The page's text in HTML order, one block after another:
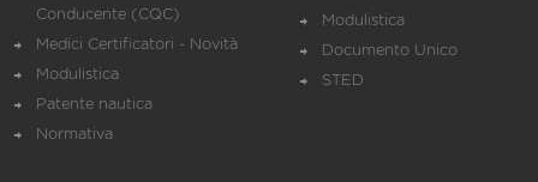
Conducente (CQC)
Medici Certificatori - Novità
Modulistica
Patente nautica
Normativa
Modulistica
Documento Unico
STED